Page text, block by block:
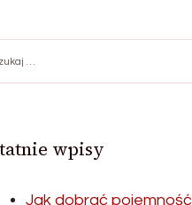
wpisy
Jak dobrać pojemność